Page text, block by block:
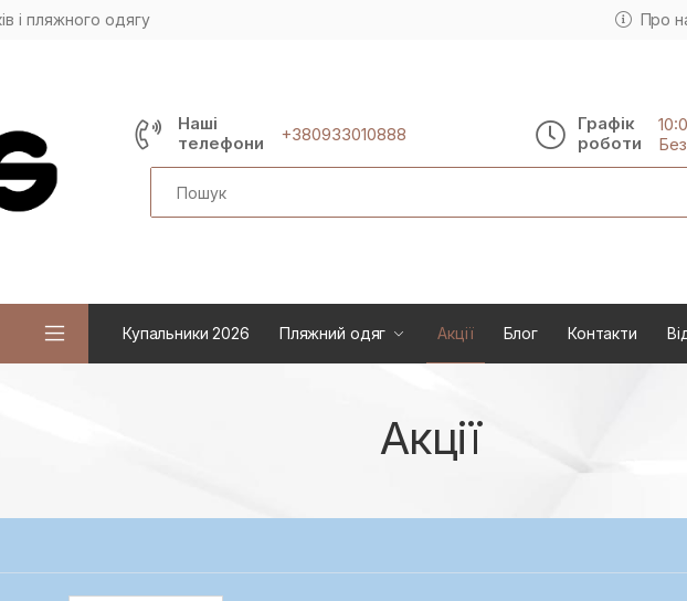
і пляжного одягу Про
Наші
телефони
+380933010888
Графік
роботи
Search
Купальники 2026 Пляжний одяг Акції Блог Контакти
Акції